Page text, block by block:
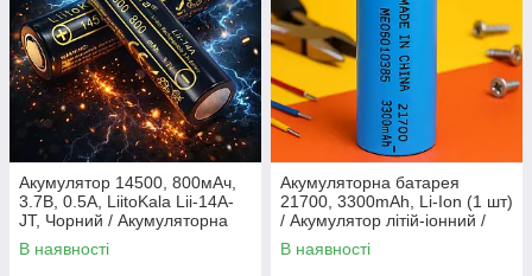
Акумулятор 14500, 800мАч,
3.7В, 0.5A, LiitoKala Lii-14A-
JT, Чорний / Акумуляторна
батарея / Літієвий
акумулятор Li-Ion
В наявності
Акумуляторна батарея
21700, 3300mAh, Li-Ion (1 шт)
/ Акумулятор літій-іонний /
Високострумовий акумулятор
для ліхтарика
В наявності